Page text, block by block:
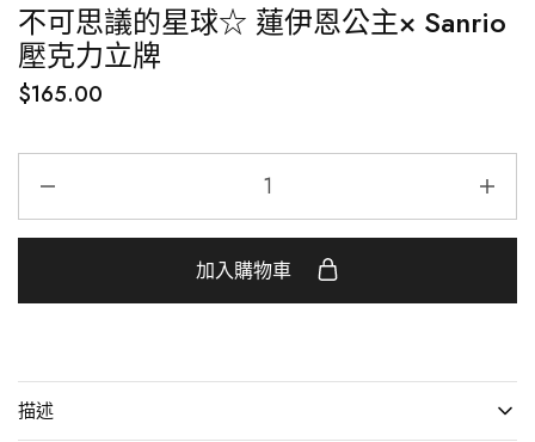
不可思議的星球☆ 蓮伊恩公主× Sanrio
壓克力立牌
$165.00
加入購物車
描述